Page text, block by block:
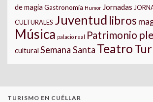
de magia Gastronomía Humor Jornadas
CULTURALES Juventud libros
Música palacio real Patrimonio
cultural Semana Santa Teatro
TURISMO EN CUÉLLAR